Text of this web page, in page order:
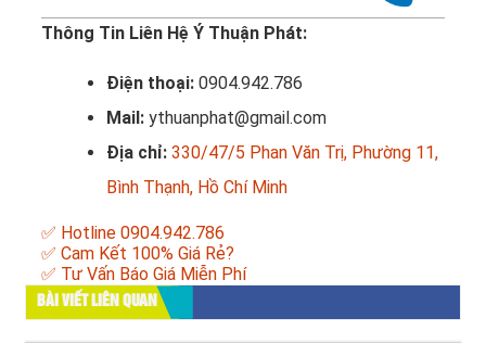
Thông Tin Liên Hệ Ý Thuận Phát:
Điện thoại: 0904.942.786
Mail: ythuanphat@gmail.com
Địa chỉ: 330/47/5 Phan Văn Trị, Phường 11,
Bình Thạnh, Hồ Chí Minh
✅ Hotline 0904.942.786
✅ Cam Kết 100% Giá Rẻ?
✅ Tư Vấn Báo Giá Miễn Phí
BÀI VIẾT LIÊN QUAN